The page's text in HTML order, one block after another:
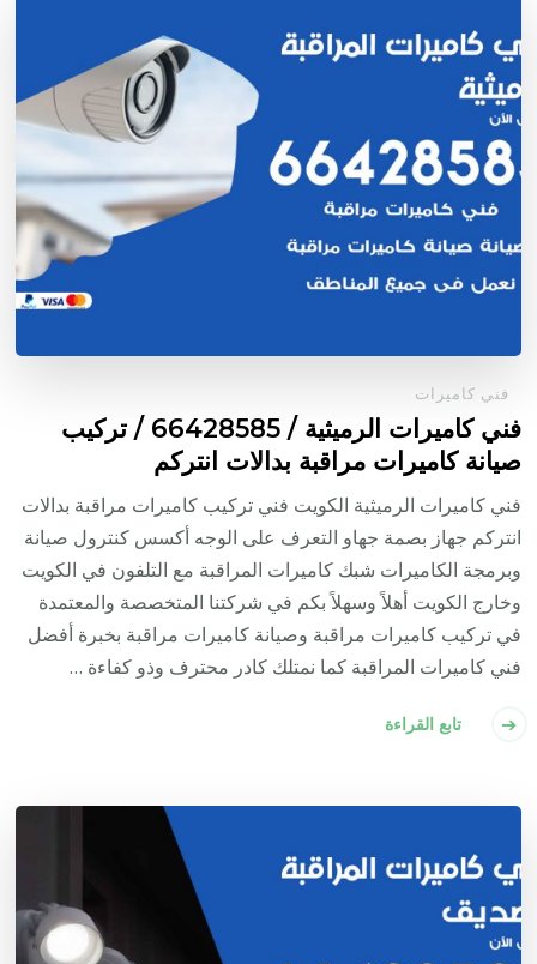
فني كاميرات
فني كاميرات الرميثية / 66428585 / تركيب
صيانة كاميرات مراقبة بدالات انتركم
فني كاميرات الرميثية الكويت فني تركيب كاميرات مراقبة بدالات
انتركم جهاز بصمة جهاو التعرف على الوجه أكسس كنترول صيانة
وبرمجة الكاميرات شبك كاميرات المراقبة مع التلفون في الكويت
وخارج الكويت أهلاً وسهلاً بكم في شركتنا المتخصصة والمعتمدة
في تركيب كاميرات مراقبة وصيانة كاميرات مراقبة بخبرة أفضل
فني كاميرات المراقبة كما نمتلك كادر محترف وذو كفاءة …
تابع القراءة